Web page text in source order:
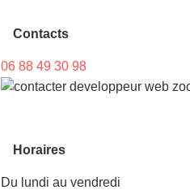
Contacts
06 88 49 30 98
Horaires
Du lundi au vendredi